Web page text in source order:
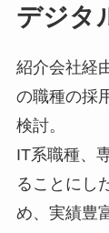
デジタ
紹介会社経
の職種の採
検討。
IT系職種、
ることにし
め、実績豊